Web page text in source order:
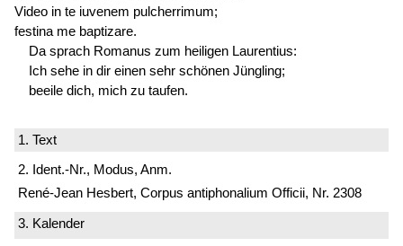
Video in te iuvenem pulcherrimum;
festina me baptizare.
Da sprach Romanus zum heiligen Laurentius:
Ich sehe in dir einen sehr schönen Jüngling;
beeile dich, mich zu taufen.
1. Text
2. Ident.-Nr., Modus, Anm.
René-Jean Hesbert, Corpus antiphonalium Officii, Nr. 2308
3. Kalender